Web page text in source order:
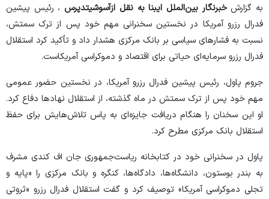
به گزارشخبرنگار بین‌الملل ایبنا به نقل ازآسوشیتدپرس ، رئیس پیشین
فدرال رزرو آمریکا در نخستین سخنرانی مهم خود پس از ترک سمتش،
نسبت به فشار‌های سیاسی بر بانک مرکزی هشدار داد و تأکید کرد استقلال
فدرال رزرو سرمایه‌ای حیاتی برای اقتصاد و دموکراسی آمریکاست.
جروم پاول، رئیس پیشین فدرال رزرو آمریکا، در نخستین حضور عمومی
مهم خود پس از ترک سمتش در ماه گذشته، از استقلال نهاد‌ها دفاع کرد.
او این سخنان را هنگام دریافت جایزه‌ای به پاس تلاش‌هایش برای حفظ
استقلال بانک مرکزی مطرح کرد.
پاول در سخنرانی خود در کتابخانه ریاست‌جمهوری جان اف کندی مشرف
به بندر بوستون، دانشگاه‌ها، دادگاه‌ها، کنگره و بانک مرکزی را «پایه و
تجلی دموکراسی آمریکا» توصیف کرد و گفت استقلال فدرال رزرو «ثروتی